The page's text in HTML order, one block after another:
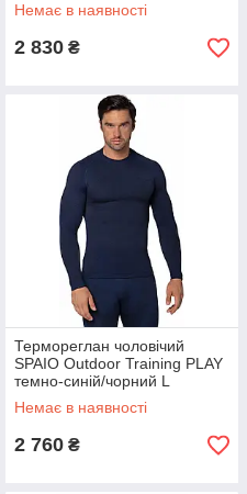
Немає в наявності
2 830 ₴
Термореглан чоловічий
SPAIO Outdoor Training PLAY
темно-синій/чорний L
(5901282472477)
Немає в наявності
2 760 ₴